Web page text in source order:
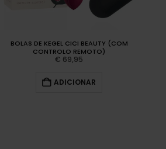
BOLAS DE KEGEL CICI BEAUTY (COM
CONTROLO REMOTO)
€ 69,95
ADICIONAR